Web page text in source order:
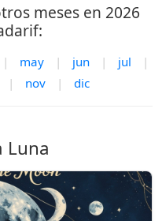
meses en 2026
| may | jun | jul
|
| nov | dic
Luna